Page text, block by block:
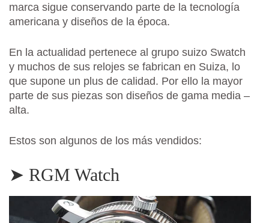
marca sigue conservando parte de la tecnología
americana y diseños de la época.
En la actualidad pertenece al grupo suizo Swatch
y muchos de sus relojes se fabrican en Suiza, lo
que supone un plus de calidad. Por ello la mayor
parte de sus piezas son diseños de gama media –
alta.
Estos son algunos de los más vendidos:
➤ RGM Watch